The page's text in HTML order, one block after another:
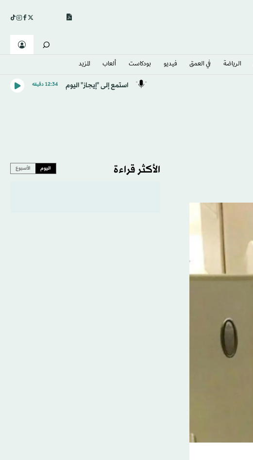
الرياضة في العمق فيديو بودكاست ألعاب المزيد
استمع إلى "إيجاز" اليوم 12:34 دقيقه
الأكثر قراءة اليوم الأسبوع